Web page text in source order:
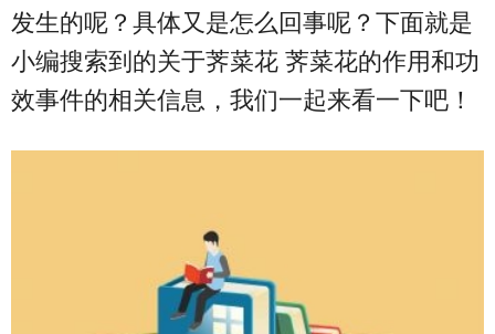
发生的呢？具体又是怎么回事呢？下面就是
小编搜索到的关于荠菜花 荠菜花的作用和功
效事件的相关信息，我们一起来看一下吧！